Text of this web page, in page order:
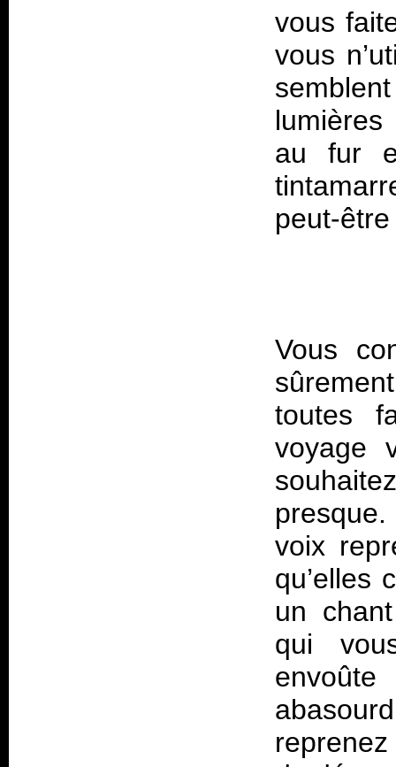
vous
vous
lumières
au fur
Vous
toutes
voyage
voix
qu’elles
un
qui